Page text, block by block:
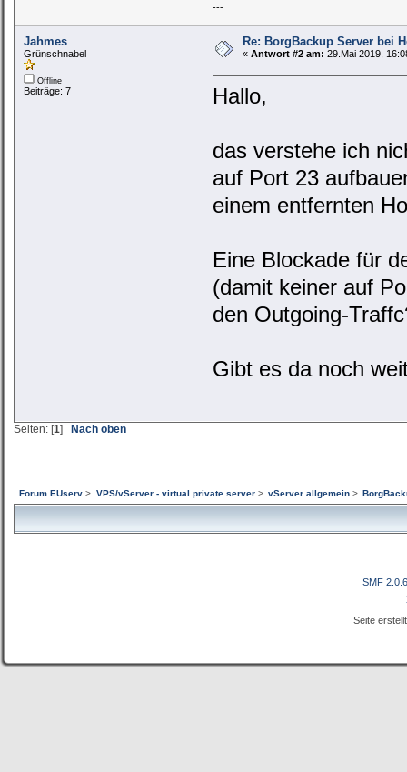
---
Jahmes
Grünschnabel
Offline
Beiträge: 7
Re: BorgBackup Server bei
« Antwort #2 am: 29.Mai 2019,
Hallo,
das verstehe ich
auf Port 23
einem entfernten
Eine Blockade für
(damit keiner auf
den Outgoing-
Gibt es da noch
Seiten: [1] Nach oben
Forum EUserv > VPS/vServer - virtual private server> vServer allgemein>
SMF 2.0.6
Seite